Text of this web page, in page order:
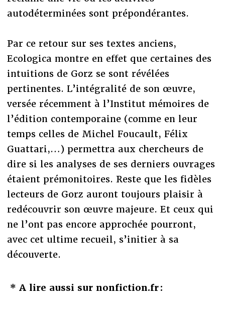
autodéterminées sont prépondérantes.
Par ce retour sur ses textes anciens,
Ecologica montre en effet que certaines des
intuitions de Gorz se sont révélées
pertinentes. L’intégralité de son œuvre,
versée récemment à l’Institut mémoires de
l’édition contemporaine (comme en leur
temps celles de Michel Foucault, Félix
Guattari,…) permettra aux chercheurs de
dire si les analyses de ses derniers ouvrages
étaient prémonitoires. Reste que les fidèles
lecteurs de Gorz auront toujours plaisir à
redécouvrir son œuvre majeure. Et ceux qui
ne l’ont pas encore approchée pourront,
avec cet ultime recueil, s’initier à sa
découverte.
* A lire aussi sur nonfiction.fr :